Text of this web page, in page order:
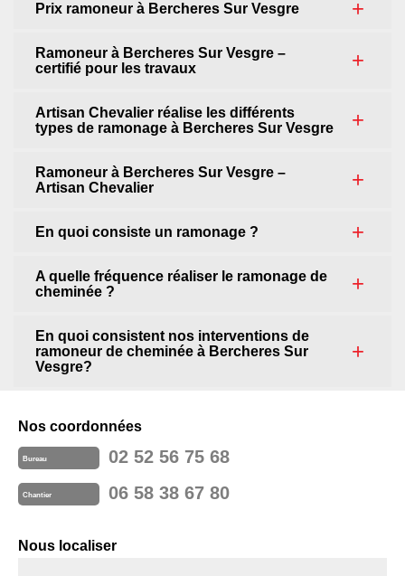
Prix ramoneur à Bercheres Sur Vesgre
Ramoneur à Bercheres Sur Vesgre –
certifié pour les travaux
Artisan Chevalier réalise les différents
types de ramonage à Bercheres Sur Vesgre
Ramoneur à Bercheres Sur Vesgre –
Artisan Chevalier
En quoi consiste un ramonage ?
A quelle fréquence réaliser le ramonage de
cheminée ?
En quoi consistent nos interventions de
ramoneur de cheminée à Bercheres Sur
Vesgre?
Nos coordonnées
Bureau 02 52 56 75 68
Chantier 06 58 38 67 80
Nous localiser